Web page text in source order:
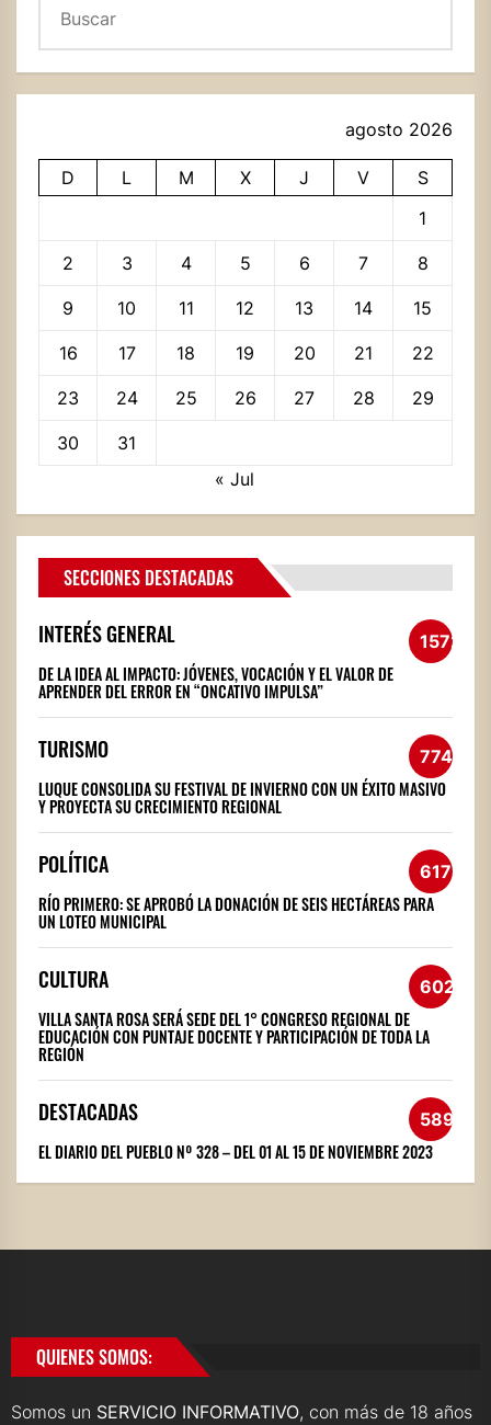
agosto 2026
D L M X J V
S
1
2 3 4 5 6 7 8
9 10 11 12 13 14 15
16 17 18 19 20 21 22
23 24 25 26 27 28 29
30
31
« Jul
SECCIONES DESTACADAS
INTERÉS GENERAL 1572
DE LA IDEA AL IMPACTO: JÓVENES, VOCACIÓN Y EL VALOR DE
APRENDER DEL ERROR EN “ONCATIVO IMPULSA”
TURISMO 774
LUQUE CONSOLIDA SU FESTIVAL DE INVIERNO CON UN ÉXITO MASIVO
Y PROYECTA SU CRECIMIENTO REGIONAL
POLÍTICA 617
RÍO PRIMERO: SE APROBÓ LA DONACIÓN DE SEIS HECTÁREAS PARA
UN LOTEO MUNICIPAL
CULTURA 602
VILLA SANTA ROSA SERÁ SEDE DEL 1° CONGRESO REGIONAL DE
EDUCACIÓN CON PUNTAJE DOCENTE Y PARTICIPACIÓN DE TODA LA
REGIÓN
DESTACADAS 589
EL DIARIO DEL PUEBLO Nº 328 – DEL 01 AL 15 DE NOVIEMBRE 2023
QUIENES SOMOS:
Somos un SERVICIO INFORMATIVO, con más de 18 años